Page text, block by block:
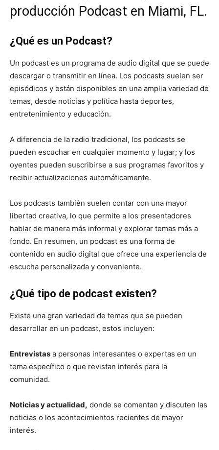
producción Podcast en Miami, FL.
¿Qué es un Podcast?
Un podcast es un programa de audio digital que se puede
descargar o transmitir en línea. Los podcasts suelen ser
episódicos y están disponibles en una amplia variedad de
temas, desde noticias y política hasta deportes,
entretenimiento y educación.
A diferencia de la radio tradicional, los podcasts se
pueden escuchar en cualquier momento y lugar; y los
oyentes pueden suscribirse a sus programas favoritos y
recibir actualizaciones automáticamente.
Los podcasts también suelen contar con una mayor
libertad creativa, lo que permite a los presentadores
hablar de manera más informal y explorar temas más a
fondo. En resumen, un podcast es una forma de
contenido en audio digital que ofrece una experiencia de
escucha personalizada y conveniente.
¿Qué tipo de podcast existen?
Existe una gran variedad de temas que se pueden
desarrollar en un podcast, estos incluyen:
Entrevistas a personas interesantes o expertas en un
tema específico o que revistan interés para la
comunidad.
Noticias y actualidad, donde se comentan y discuten las
noticias o los acontecimientos recientes de mayor
interés.